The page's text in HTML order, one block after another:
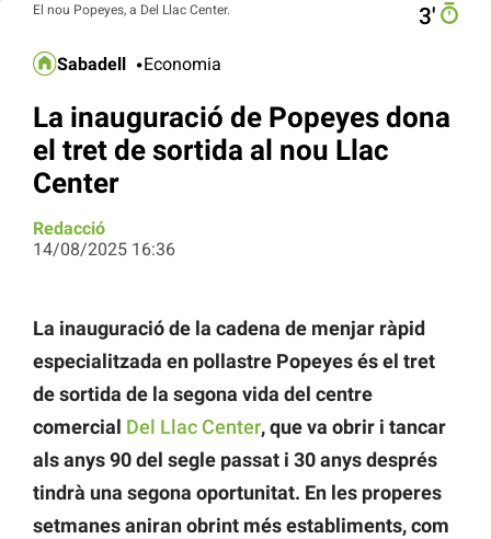
El nou Popeyes, a Del Llac Center. 3′
Sabadell Economia
La inauguració de Popeyes dona
el tret de sortida al nou Llac
Center
Redacció
14/08/2025 16:36
La inauguració de la cadena de menjar ràpid
especialitzada en pollastre Popeyes és el tret
de sortida de la segona vida del centre
comercial Del Llac Center, que va obrir i tancar
als anys 90 del segle passat i 30 anys després
tindrà una segona oportunitat. En les properes
setmanes aniran obrint més establiments, com